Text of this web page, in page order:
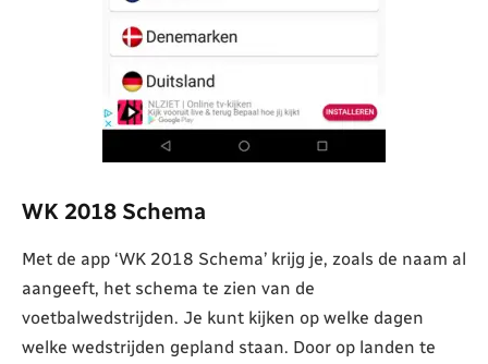
WK 2018 Schema
Met de app ‘WK 2018 Schema’ krijg je, zoals de naam al
aangeeft, het schema te zien van de
voetbalwedstrijden. Je kunt kijken op welke dagen
welke wedstrijden gepland staan. Door op landen te